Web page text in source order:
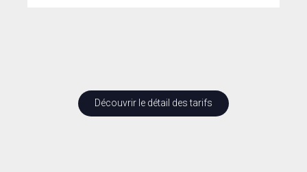
Découvrir le détail des tarifs